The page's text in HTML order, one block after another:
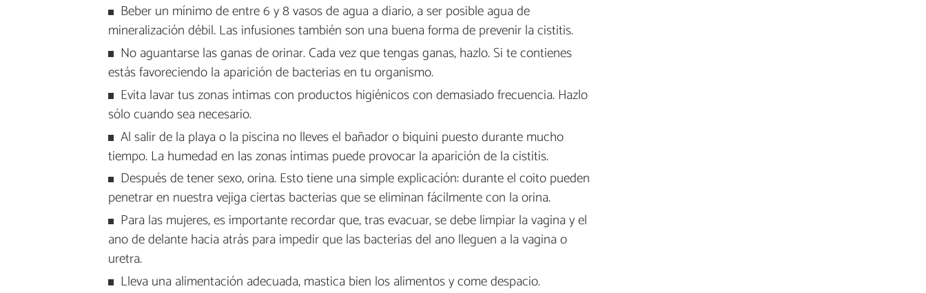
Beber un mínimo de entre 6 y 8 vasos de agua a diario, a ser posible agua de
mineralización débil. Las infusiones también son una buena forma de prevenir la cistitis.
No aguantarse las ganas de orinar. Cada vez que tengas ganas, hazlo. Si te contienes
estás favoreciendo la aparición de bacterias en tu organismo.
Evita lavar tus zonas íntimas con productos higiénicos con demasiado frecuencia. Hazlo
sólo cuando sea necesario.
Al salir de la playa o la piscina no lleves el bañador o biquini puesto durante mucho
tiempo. La humedad en las zonas íntimas puede provocar la aparición de la cistitis.
Después de tener sexo, orina. Esto tiene una simple explicación: durante el coito pueden
penetrar en nuestra vejiga ciertas bacterias que se eliminan fácilmente con la orina.
Para las mujeres, es importante recordar que, tras evacuar, se debe limpiar la vagina y el
ano de delante hacia atrás para impedir que las bacterias del ano lleguen a la vagina o
uretra.
Lleva una alimentación adecuada, mastica bien los alimentos y come despacio.